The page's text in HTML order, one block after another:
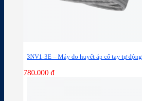
3NV1-3E – Máy đo huyết áp cổ tay tự động
780.000 ₫